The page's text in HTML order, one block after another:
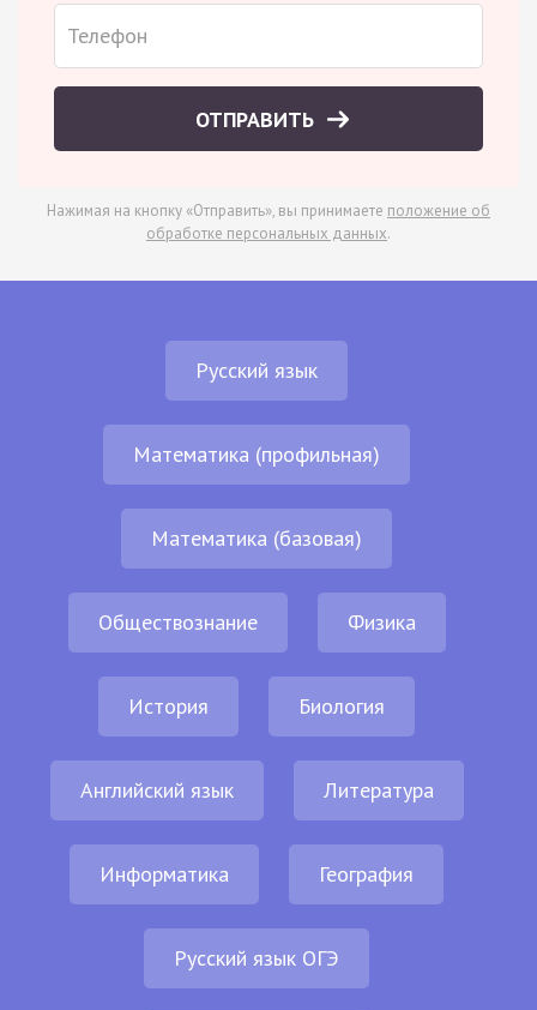
ОТПРАВИТЬ
Нажимая на кнопку «Отправить», вы принимаете положение об
обработке персональных данных.
Русский язык
Математика (профильная)
Математика (базовая)
Обществознание Физика
История Биология
Английский язык Литература
Информатика География
Русский язык ОГЭ